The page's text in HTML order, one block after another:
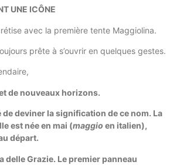
UNE ICÔNE
avec la première tente Maggiolina.
prête à s’ouvrir en quelques gestes.
de nouveaux horizons.
de deviner la signification de ce nom. La
est née en mai (maggio en italien),
départ.
delle Grazie. Le premier panneau